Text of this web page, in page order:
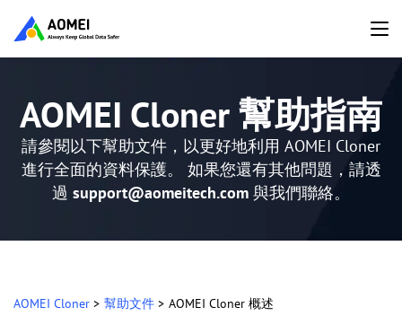
AOMEI Cloner 幫助指南
請參閱以下幫助文件，以更好地利用 AOMEI Cloner
進行全面的資料保護。 如果您還有其他問題，請透
過 support@aomeitech.com 與我們聯絡。
AOMEI Cloner > 幫助文件 > AOMEI Cloner 概述